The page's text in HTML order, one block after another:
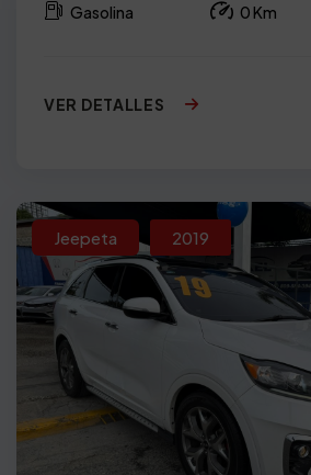
Gasolina 0 Km
VER DETALLES
Jeepeta 2019